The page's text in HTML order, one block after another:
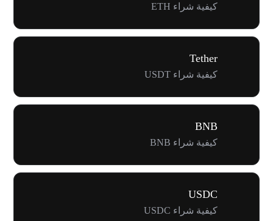
كيفية شراء ETH
Tether
كيفية شراء USDT
BNB
كيفية شراء BNB
USDC
كيفية شراء USDC